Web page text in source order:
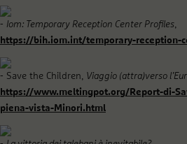
Iom: Temporary Reception Center Profiles,
https://bih.iom.int/temporary-reception-
Save the Children, Viaggio (attra)verso
https://www.meltingpot.org/Report-di-
piena-vista-Minori.html